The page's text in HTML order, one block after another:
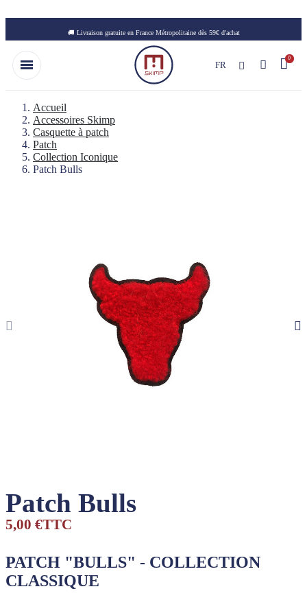
🚚 Livraison gratuite en France Métropolitaine dès 59€ d'achat
FR
Accueil
Accessoires Skimp
Casquette à patch
Patch
Collection Iconique
Patch Bulls
Patch Bulls
5,00 €TTC
PATCH "BULLS" - COLLECTION
CLASSIQUE